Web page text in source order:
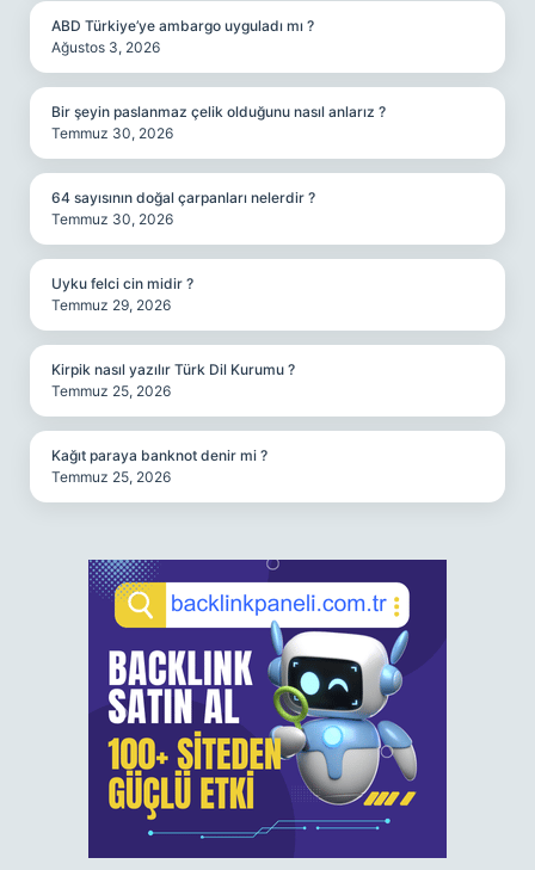
ABD Türkiye’ye ambargo uyguladı mı ?
Ağustos 3, 2026
Bir şeyin paslanmaz çelik olduğunu nasıl anlarız ?
Temmuz 30, 2026
64 sayısının doğal çarpanları nelerdir ?
Temmuz 30, 2026
Uyku felci cin midir ?
Temmuz 29, 2026
Kirpik nasıl yazılır Türk Dil Kurumu ?
Temmuz 25, 2026
Kağıt paraya banknot denir mi ?
Temmuz 25, 2026